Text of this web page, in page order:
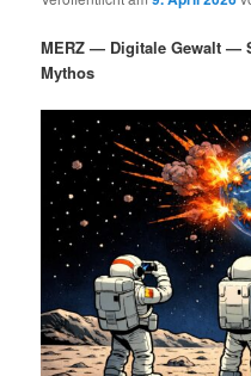
m
r
n
I
n
u
d
r
e
n
n
a
MERZ — Digitale Gewalt —
Mythos